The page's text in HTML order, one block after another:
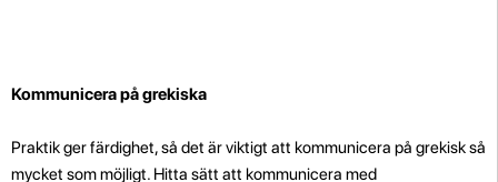
Kommunicera på grekiska
Praktik ger färdighet, så det är viktigt att kommunicera på grekisk så
mycket som möjligt. Hitta sätt att kommunicera med